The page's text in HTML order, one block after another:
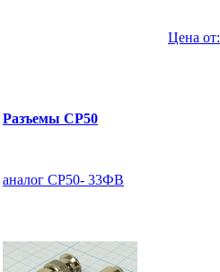
Цена от:
Разъемы СР50
аналог СР50- 33ФВ